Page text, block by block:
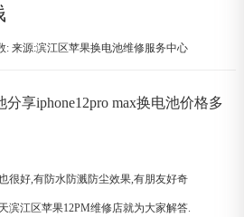
:来源:滨江区苹果换电池维修服务中心
享iphone12pro max换电池价格多
很好,有防水防溅防尘效果,有朋友好奇
滨江区苹果12PM维修店就为大家解答.